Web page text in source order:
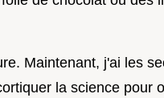
Maintenant, j'ai les
la science pour